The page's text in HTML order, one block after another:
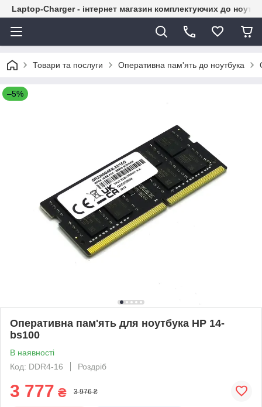
Laptop-Charger - інтернет магазин комплектуючих до
Товари та послуги Оперативна пам'ять до ноутбука
–5%
Оперативна пам'ять для ноутбука HP 14-
bs100
В наявності
Код: DDR4-16
Роздріб
3 777 ₴ 3 976 ₴